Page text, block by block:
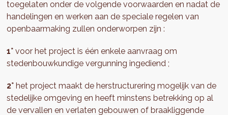
toegelaten onder de volgende voorwaarden en nadat de
handelingen en werken aan de speciale regelen van
openbaarmaking zullen onderworpen zijn :
1°voor het project is één enkele aanvraag om
stedenbouwkundige vergunning ingediend ;
2°het project maakt de herstructurering mogelijk van de
stedelijke omgeving en heeft minstens betrekking op al
de vervallen en verlaten gebouwen of braakliggende